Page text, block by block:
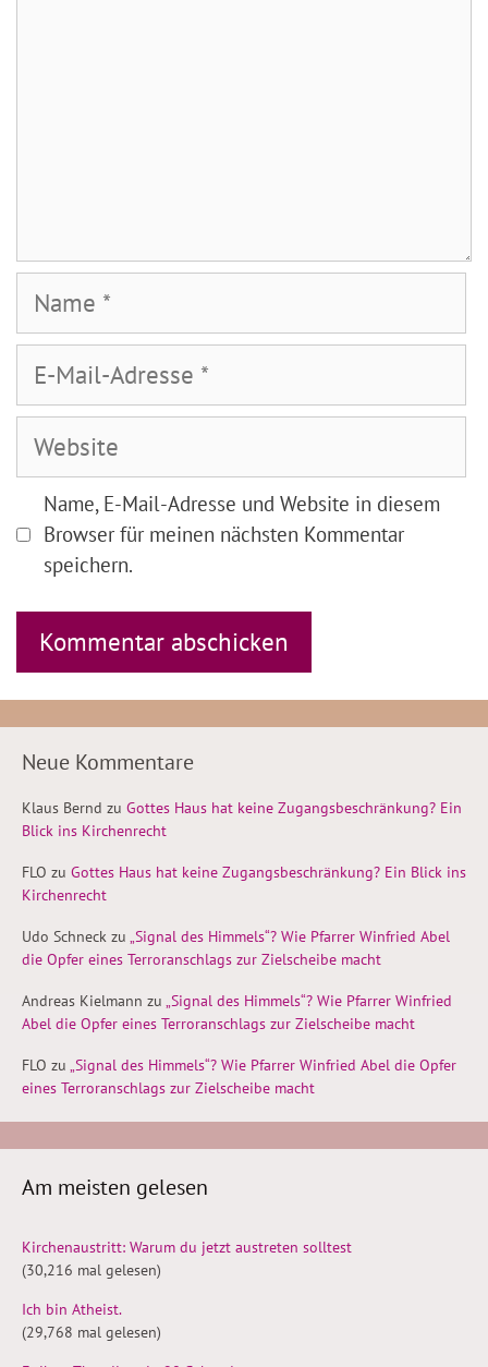
Mail-
Adresse
Name, E-Mail-Adresse und Website in diesem
Browser für meinen nächsten Kommentar
speichern.
Neue Kommentare
Klaus Bernd zu Gottes Haus hat keine Zugangsbeschränkung? Ein
Blick ins Kirchenrecht
FLO zu Gottes Haus hat keine Zugangsbeschränkung? Ein Blick ins
Kirchenrecht
Udo Schneck zu „Signal des Himmels“? Wie Pfarrer Winfried Abel
die Opfer eines Terroranschlags zur Zielscheibe macht
Andreas Kielmann zu „Signal des Himmels“? Wie Pfarrer Winfried
Abel die Opfer eines Terroranschlags zur Zielscheibe macht
FLO zu „Signal des Himmels“? Wie Pfarrer Winfried Abel die Opfer
eines Terroranschlags zur Zielscheibe macht
Am meisten gelesen
Kirchenaustritt: Warum du jetzt austreten solltest
(30,216 mal gelesen)
Ich bin Atheist.
(29,768 mal gelesen)